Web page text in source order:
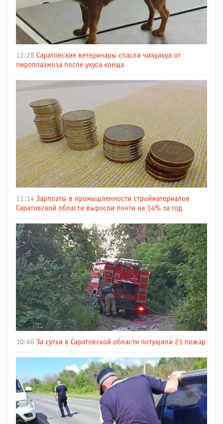
12:28 Саратовские ветеринары спасли чихуахуа от
пироплазмоза после укуса клеща
11:14 Зарплаты в промышленности стройматериалов
Саратовской области выросли почти на 14% за год
10:46 За сутки в Саратовской области потушили 21 пожар